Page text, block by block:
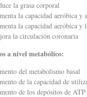
la grasa corporal
la capacidad aeróbica y
la capacidad aeróbica y
la circulación coronaria
a nivel metabólico:
del metabolismo basal
de la capacidad de
de los depósitos de